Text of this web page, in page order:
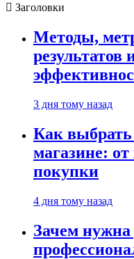
Заголовки
Методы,
результатов
3 дня тому назад
Как выбрать
магазине: от
покупки
4 дня тому назад
Зачем нужна